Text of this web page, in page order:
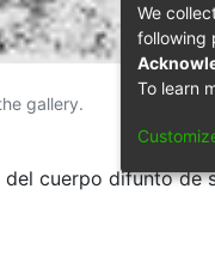
gallery.
del cuerpo difunto de
We
following
To learn